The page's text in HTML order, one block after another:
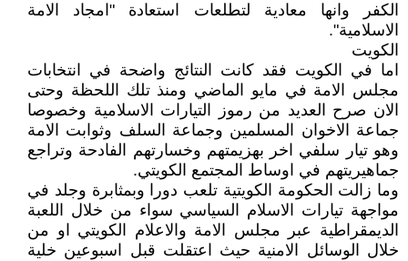
الكفر وانها معادية لتطلعات استعادة "امجاد الامة
الاسلامية".
الكويت
اما في الكويت فقد كانت النتائج واضحة في انتخابات
مجلس الامة في مايو الماضي ومنذ تلك اللحظة وحتى
الان صرح العديد من رموز التيارات الاسلامية وخصوصا
جماعة الاخوان المسلمين وجماعة السلف وثوابت الامة
وهو تيار سلفي اخر بهزيمتهم وخسارتهم الفادحة وتراجع
جماهيريتهم في اوساط المجتمع الكويتي.
وما زالت الحكومة الكويتية تلعب دورا وبمثابرة وجلد في
مواجهة تيارات الاسلام السياسي سواء من خلال اللعبة
الديمقراطية عبر مجلس الامة والاعلام الكويتي او من
خلال الوسائل الامنية حيث اعتقلت قبل اسبوعين خلية